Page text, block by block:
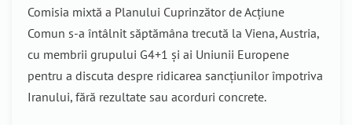
Comisia mixtă a Planului Cuprinzător de Acțiune
Comun s-a întâlnit săptămâna trecută la Viena, Austria,
cu membrii grupului G4+1 și ai Uniunii Europene
pentru a discuta despre ridicarea sancțiunilor împotriva
Iranului, fără rezultate sau acorduri concrete.